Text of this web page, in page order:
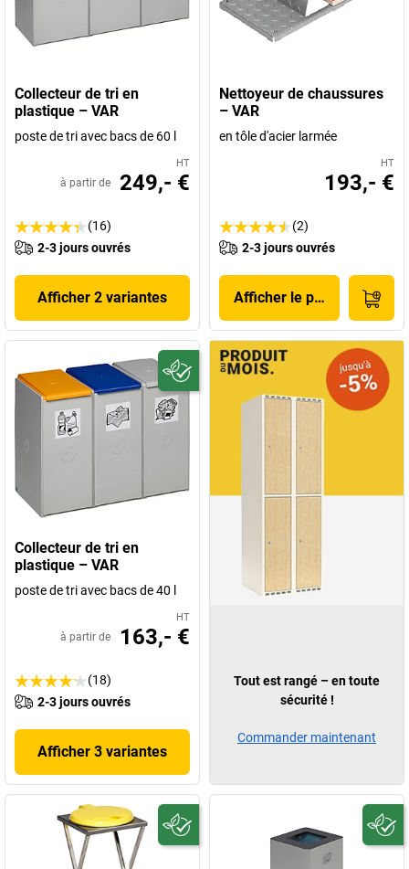
Collecteur de tri en
plastique – VAR
poste de tri avec bacs de 60 l
HT
à partir de 249,- €
(16)
2-3 jours ouvrés
Afficher 2 variantes
Nettoyeur de chaussures
– VAR
en tôle d'acier larmée
HT
193,- €
(2)
2-3 jours ouvrés
Afficher le produit
Collecteur de tri en
plastique – VAR
poste de tri avec bacs de 40 l
HT
à partir de 163,- €
(18)
2-3 jours ouvrés
Afficher 3 variantes
Tout est rangé – en toute
sécurité !
Commander maintenant